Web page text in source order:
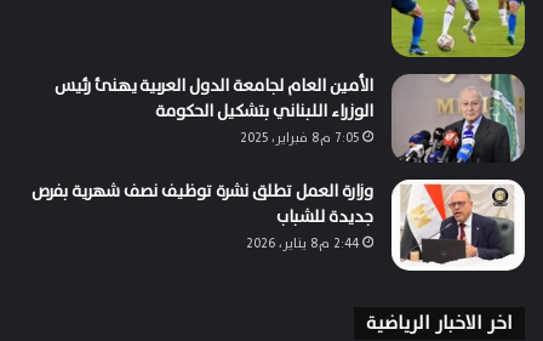
الأمين العام لجامعة الدول العربية يهنئ رئيس
الوزراء اللبناني بتشكيل الحكومة
7:05 م8 فبراير، 2025
وزارة العمل تطلق نشرة توظيف نصف شهرية بفرص
جديدة للشباب
2:44 م8 يناير، 2026
اخر الاخبار الرياضية